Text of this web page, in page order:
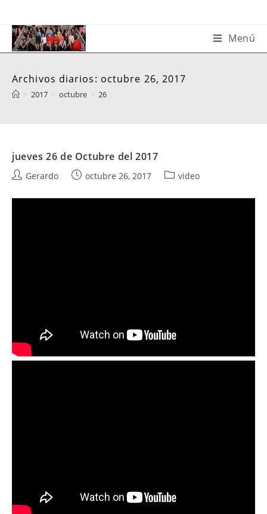
contenido
Menú
Archivos diarios: octubre 26, 2017
> 2017 > octubre > 26
jueves 26 de Octubre del 2017
Autor
la
Gerardo
Publicación
la
octubre 26, 2017
Categoría
la
video